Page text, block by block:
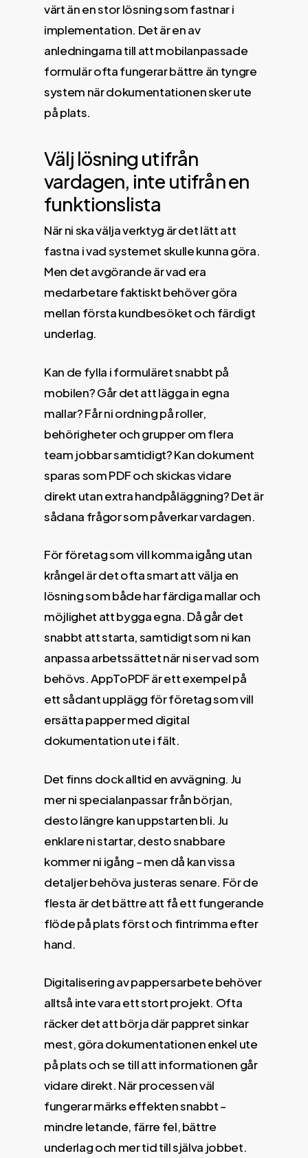
värt än en stor lösning som fastnar i
implementation. Det är en av
anledningarna till att mobilanpassade
formulär ofta fungerar bättre än tyngre
system när dokumentationen sker ute
på plats.
Välj lösning utifrån
vardagen, inte utifrån en
funktionslista
När ni ska välja verktyg är det lätt att
fastna i vad systemet skulle kunna göra.
Men det avgörande är vad era
medarbetare faktiskt behöver göra
mellan första kundbesöket och färdigt
underlag.
Kan de fylla i formuläret snabbt på
mobilen? Går det att lägga in egna
mallar? Får ni ordning på roller,
behörigheter och grupper om flera
team jobbar samtidigt? Kan dokument
sparas som PDF och skickas vidare
direkt utan extra handpåläggning? Det är
sådana frågor som påverkar vardagen.
För företag som vill komma igång utan
krångel är det ofta smart att välja en
lösning som både har färdiga mallar och
möjlighet att bygga egna. Då går det
snabbt att starta, samtidigt som ni kan
anpassa arbetssättet när ni ser vad som
behövs. AppToPDF är ett exempel på
ett sådant upplägg för företag som vill
ersätta papper med digital
dokumentation ute i fält.
Det finns dock alltid en avvägning. Ju
mer ni specialanpassar från början,
desto längre kan uppstarten bli. Ju
enklare ni startar, desto snabbare
kommer ni igång – men då kan vissa
detaljer behöva justeras senare. För de
flesta är det bättre att få ett fungerande
flöde på plats först och fintrimma efter
hand.
Digitalisering av pappersarbete behöver
alltså inte vara ett stort projekt. Ofta
räcker det att börja där pappret sinkar
mest, göra dokumentationen enkel ute
på plats och se till att informationen går
vidare direkt. När processen väl
fungerar märks effekten snabbt –
mindre letande, färre fel, bättre
underlag och mer tid till själva jobbet.